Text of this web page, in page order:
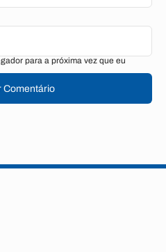
para a próxima vez que eu
Comentário